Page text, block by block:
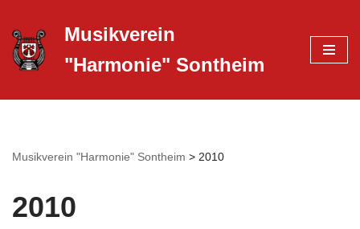
Zum
Inhalt
Musikverein
"Harmonie" Sontheim
Musikverein "Harmonie" Sontheim > 2010
2010